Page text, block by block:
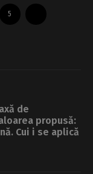
5
de
propusă:
Cui i se aplică